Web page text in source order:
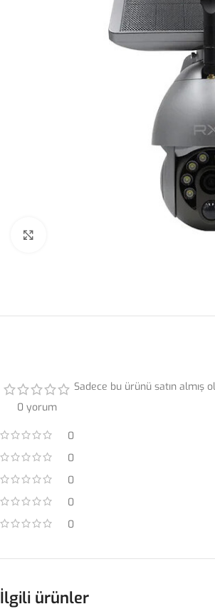
0 yorum
0
0
0
0
0
Sadece bu ürünü satın
İlgili ürünler